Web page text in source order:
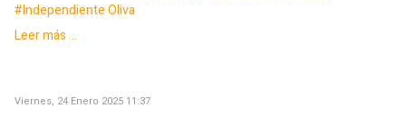
Independiente Oliva
Leer más ...
Viernes, 24 Enero 2025 11:37